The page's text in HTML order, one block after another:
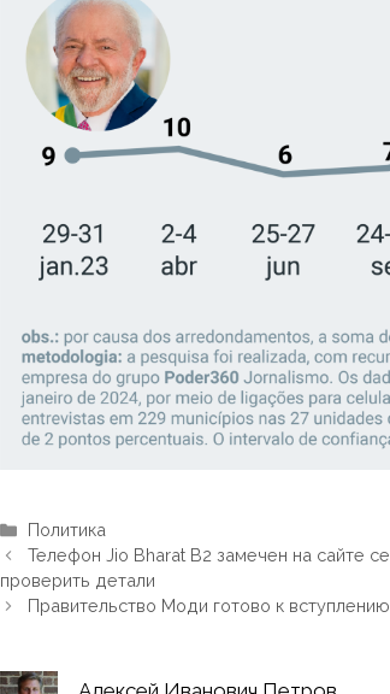
Рубрики
Политика
Телефон Jio Bharat B2 замечен на сайте
проверить детали
Правительство Моди готово к